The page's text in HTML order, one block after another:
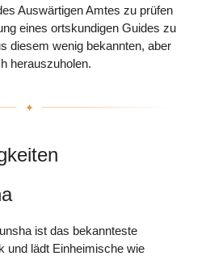
Auswärtigen Amtes zu prüfen
eines ortskundigen Guides zu
diesem wenig bekannten, aber
herauszuholen.
ist das bekannteste
und lädt Einheimische wie